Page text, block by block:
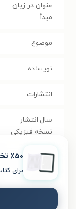
عنوان در زبان
مبدأ
موضوع
نویسنده
انتشارات
سال انتشار
نسخه فیزیکی
فرمت کتاب
حجم فایل
٪۵۰ تخفیف ویژۀ اولین خرید
برای